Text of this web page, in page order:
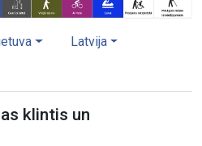
Latvija
klintis un